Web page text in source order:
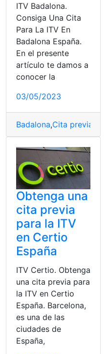
,Xátiva
ITV Badalona.
Consiga Una Cita
Para La ITV En
Badalona España.
En el presente
artículo te damos a
conocer la
03/05/2023
Badalona,Cita previa
Obtenga una
cita previa
para la ITV
en Certio
España
ITV Certio. Obtenga
una cita previa para
la ITV en Certio
España. Barcelona,
es una de las
ciudades de
España,